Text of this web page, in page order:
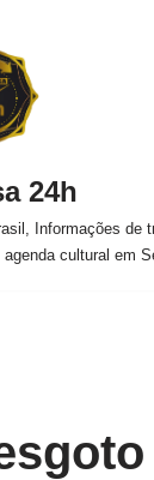
24h
Informações de
cultural em